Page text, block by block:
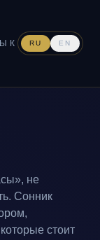
RU EN
не
Сонник
стоит